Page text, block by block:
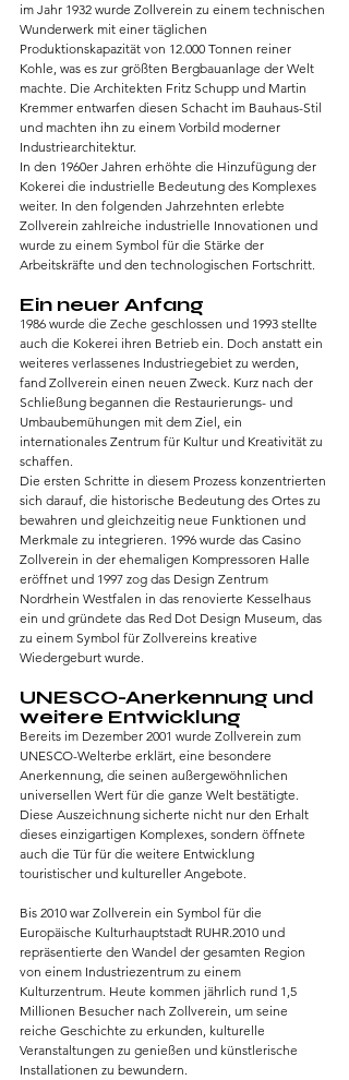
im Jahr 1932 wurde Zollverein zu einem technischen
Wunderwerk mit einer täglichen
Produktionskapazität von 12.000 Tonnen reiner
Kohle, was es zur größten Bergbauanlage der Welt
machte. Die Architekten Fritz Schupp und Martin
Kremmer entwarfen diesen Schacht im Bauhaus-Stil
und machten ihn zu einem Vorbild moderner
Industriearchitektur.
In den 1960er Jahren erhöhte die Hinzufügung der
Kokerei die industrielle Bedeutung des Komplexes
weiter. In den folgenden Jahrzehnten erlebte
Zollverein zahlreiche industrielle Innovationen und
wurde zu einem Symbol für die Stärke der
Arbeitskräfte und den technologischen Fortschritt.
Ein neuer Anfang
1986 wurde die Zeche geschlossen und 1993 stellte
auch die Kokerei ihren Betrieb ein. Doch anstatt ein
weiteres verlassenes Industriegebiet zu werden,
fand Zollverein einen neuen Zweck. Kurz nach der
Schließung begannen die Restaurierungs- und
Umbaubemühungen mit dem Ziel, ein
internationales Zentrum für Kultur und Kreativität zu
schaffen.
Die ersten Schritte in diesem Prozess konzentrierten
sich darauf, die historische Bedeutung des Ortes zu
bewahren und gleichzeitig neue Funktionen und
Merkmale zu integrieren. 1996 wurde das Casino
Zollverein in der ehemaligen Kompressoren Halle
eröffnet und 1997 zog das Design Zentrum
Nordrhein Westfalen in das renovierte Kesselhaus
ein und gründete das Red Dot Design Museum, das
zu einem Symbol für Zollvereins kreative
Wiedergeburt wurde.
UNESCO-Anerkennung und
weitere Entwicklung
Bereits im Dezember 2001 wurde Zollverein zum
UNESCO-Welterbe erklärt, eine besondere
Anerkennung, die seinen außergewöhnlichen
universellen Wert für die ganze Welt bestätigte.
Diese Auszeichnung sicherte nicht nur den Erhalt
dieses einzigartigen Komplexes, sondern öffnete
auch die Tür für die weitere Entwicklung
touristischer und kultureller Angebote.
Bis 2010 war Zollverein ein Symbol für die
Europäische Kulturhauptstadt RUHR.2010 und
repräsentierte den Wandel der gesamten Region
von einem Industriezentrum zu einem
Kulturzentrum. Heute kommen jährlich rund 1,5
Millionen Besucher nach Zollverein, um seine
reiche Geschichte zu erkunden, kulturelle
Veranstaltungen zu genießen und künstlerische
Installationen zu bewundern.